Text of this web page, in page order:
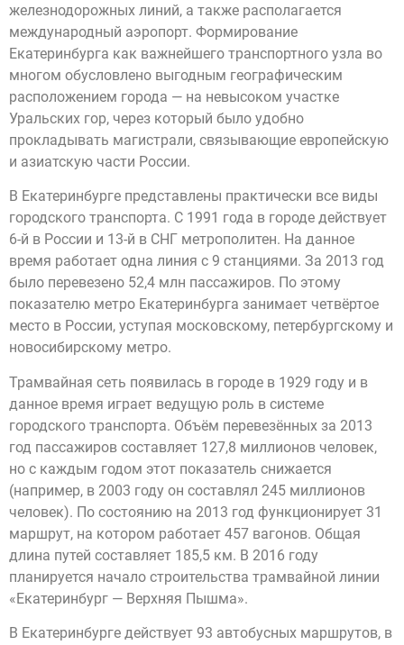
железнодорожных линий, а также располагается
международный аэропорт. Формирование
Екатеринбурга как важнейшего транспортного узла во
многом обусловлено выгодным географическим
расположением города — на невысоком участке
Уральских гор, через который было удобно
прокладывать магистрали, связывающие европейскую
и азиатскую части России.
В Екатеринбурге представлены практически все виды
городского транспорта. С 1991 года в городе действует
6-й в России и 13-й в СНГ метрополитен. На данное
время работает одна линия с 9 станциями. За 2013 год
было перевезено 52,4 млн пассажиров. По этому
показателю метро Екатеринбурга занимает четвёртое
место в России, уступая московскому, петербургскому и
новосибирскому метро.
Трамвайная сеть появилась в городе в 1929 году и в
данное время играет ведущую роль в системе
городского транспорта. Объём перевезённых за 2013
год пассажиров составляет 127,8 миллионов человек,
но с каждым годом этот показатель снижается
(например, в 2003 году он составлял 245 миллионов
человек). По состоянию на 2013 год функционирует 31
маршрут, на котором работает 457 вагонов. Общая
длина путей составляет 185,5 км. В 2016 году
планируется начало строительства трамвайной линии
«Екатеринбург — Верхняя Пышма».
В Екатеринбурге действует 93 автобусных маршрутов, в